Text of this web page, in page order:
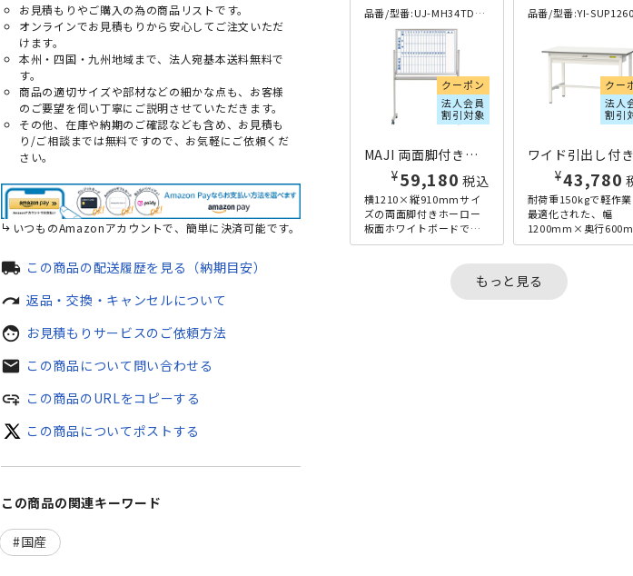
お見積もりやご購入の為の商品リストです。
オンラインでお見積もりから安心してご注文いただ
けます。
本州・四国・九州地域まで、法人宛基本送料無料で
す。
商品の適切サイズや部材などの細かな点も、お客様
のご要望を伺い丁寧にご説明させていただきます。
その他、在庫や納期のご確認なども含め、お見積も
り/ご相談までは無料ですので、お気軽にご依頼くだ
さい。
いつものAmazonアカウントで、簡単に決済可能です。
local_shipping この商品の配送履歴を見る（納期目安）
redo 返品・交換・キャンセルについて
face お見積もりサービスのご依頼方法
mail この商品について問い合わせる
add_link この商品のURLをコピーする
この商品についてポストする
この商品の関連キーワード
国産
品番/型番:UJ-MH34TDMN
クーポン
法人会員
割引対象
MAJI 両面脚付きホーロー板面ホワイトボード 縦書き・月予定 W1210×H910 ホワイト
¥59,180 税込
横1210×縦910mmサイ
ズの両面脚付きホーロー
板面ホワイトボードで
す。メーカーオリジナル
た、「MAJI」シリーズ
品番/型番:YI-SUP1260W-
クー
法人
割引
¥43,780
耐荷重150kgで軽作
最適化された、幅
1200mm×奥行
のワイド引出し付き
高さ740mmと、座
業...
もっと見る